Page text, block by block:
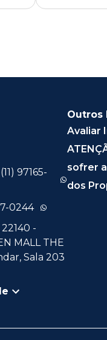
97165-
0244
-
MALL THE
Sala 203
Outros
Avaliar
sofrer
dos